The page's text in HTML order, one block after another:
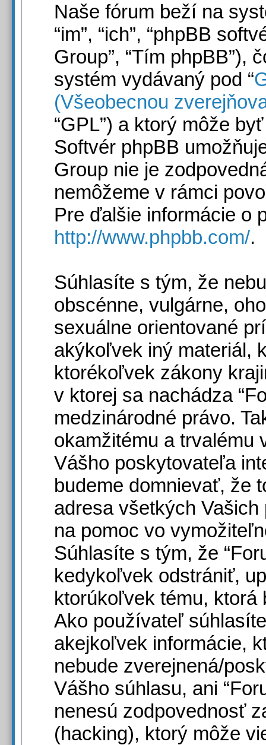
Naše fórum beží na
“im”, “ich”, “phpBB
Group”, “Tím phpBB”),
systém vydávaný pod “
(Všeobecnou
“GPL”) a ktorý môže
Softvér phpBB
Group nie je
nemôžeme v rámci
Pre ďalšie informácie o
http://www.phpbb.com/.
Súhlasíte s tým, že
obscénne, vulgárne,
sexuálne orientované
akýkoľvek iný materiál,
ktorékoľvek zákony
v ktorej sa nachádza
medzinárodné právo.
okamžitému a trvalému
Vášho poskytovateľa
budeme domnievať, že
adresa všetkých
na pomoc vo
Súhlasíte s tým, že
kedykoľvek odstrániť,
ktorúkoľvek tému, ktorá
Ako používateľ
akejkoľvek informácie,
nebude zverejnená/
Vášho súhlasu, ani
nenesú zodpovednosť
(hacking), ktorý môže